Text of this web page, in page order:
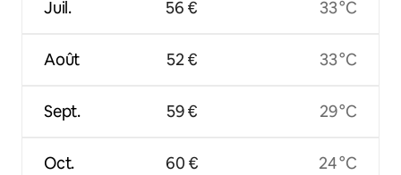
Juil.
Août
Sept.
Oct.
56 €
52 €
59 €
60 €
33 °C
33 °C
29 °C
24 °C